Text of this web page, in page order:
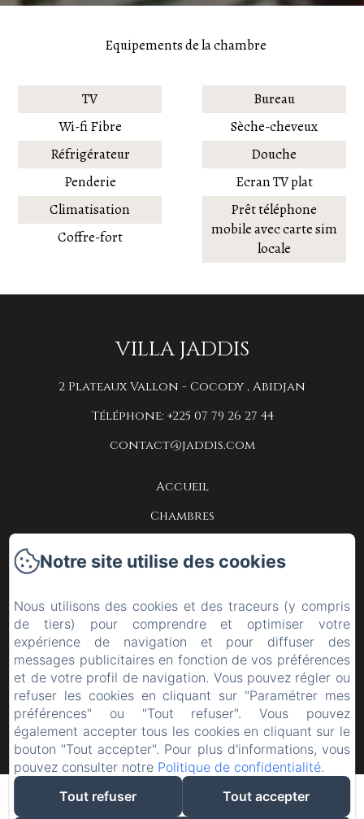
Equipements de la chambre
TV
Wi-fi Fibre
Réfrigérateur
Penderie
Climatisation
Coffre-fort
Bureau
Sèche-cheveux
Douche
Ecran TV plat
Prêt téléphone
mobile avec carte sim
locale
VILLA JADDIS
2 Plateaux Vallon - Cocody , Abidjan
Téléphone: +225 07 79 26 27 44
contact@jaddis.com
Accueil
Chambres
Informations légales
Informations sur les cookies
Notre site utilise des cookies
Nous utilisons des cookies et des traceurs (y compris
de tiers) pour comprendre et optimiser votre
expérience de navigation et pour diffuser des
messages publicitaires en fonction de vos préférences
et de votre profil de navigation. Vous pouvez régler ou
refuser les cookies en cliquant sur "Paramétrer mes
préférences" ou "Tout refuser". Vous pouvez
également accepter tous les cookies en cliquant sur le
bouton "Tout accepter". Pour plus d'informations, vous
pouvez consulter notre Politique de confidentialité.
Tout refuser
Tout accepter